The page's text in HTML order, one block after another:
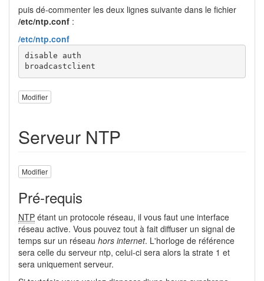
puis dé-commenter les deux lignes suivante dans le fichier
/etc/ntp.conf :
/etc/ntp.conf
disable auth
broadcastclient
Modifier
Serveur NTP
Modifier
Pré-requis
NTP étant un protocole réseau, il vous faut une interface
réseau active. Vous pouvez tout à fait diffuser un signal de
temps sur un réseau hors internet. L'horloge de référence
sera celle du serveur ntp, celui-ci sera alors la strate 1 et
sera uniquement serveur.